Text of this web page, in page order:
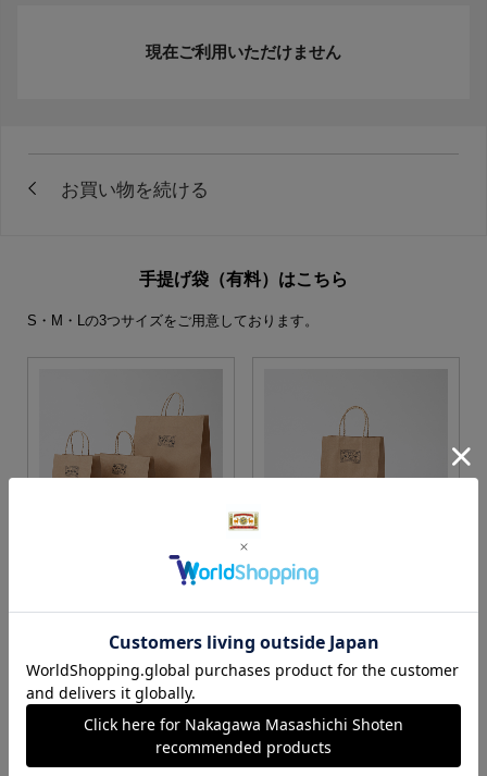
現在ご利用いただけません
手提げ袋（有料）はこちら
S・M・Lの3つサイズをご用意しております。
S・M・Lサイズより当店に
カートに入れる
Sサイズ
カートに入れる